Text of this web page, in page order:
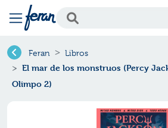
Feran Libros
El mar de los monstruos (Percy
Olimpo 2)